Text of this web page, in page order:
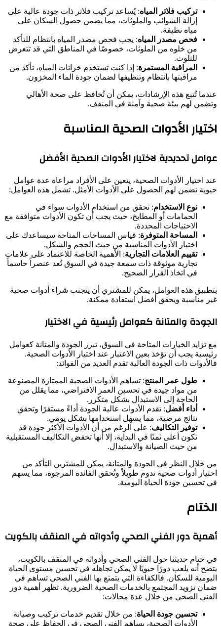
تركيب فلاتر المياه: يُساعد تركيب فلاتر ذات جودة عالية على
إزالة الشوائب والملوثات، مما يضمن حصول السكان على
مياه نظيفة.
فحص مصدر المياه: يجب فحص مصدر المياه بانتظام للتأكد
من خلوه من الملوثات، خصوصًا في المناطق التي قد تتعرض
للتلوث.
المراقبة المستمرة: إذا كنت تستخدم خزانات المياه، تأكد من
مراقبتها بانتظام وتنظيفها لضمان جودة الماء المخزون.
عندما تُتبع هذه الإرشادات، يمكن أن تُحافظ على صحة الأهالي
وتضمن لهم بيئة صحية وآمنة في المنقف.
اختيار الأدوات الصحية المناسبة
عوامل تحديدية لاختيار الأدوات الصحية الأفضل
عند اختيار الأدوات الصحية، يتعين على الأفراد مراعاة عدة عوامل
حيوية تضمن لهم الحصول على الأدوات الأمثل. تشمل هذه العوامل:
نوع الاستخدام: تحقق من استخدام الأدوات سواء في
الحمامات أو المطابخ، حيث يجب أن تكون الأدوات متوافقة مع
الاحتياجات المحددة.
المساحة المتوفرة: قياس المساحات المتاحة سيساعدك على
اختيار الأدوات المناسبة من حيث الحجم والشكل.
تقييم العلامات التجارية: الأهمية الخاصة للاعتماد على علامات
تجارية موثوقة ذات سمعة جيدة في السوق تُعد عنصراً حاسماً
في اتخاذ القرار الصحيح.
بتطبيق هذه العوامل، يمكن للمشتري أن يتجنب شراء أدوات صحية
غير مناسبة ويحقق أفضل استفادة ممكنة.
الجودة والمتانة كعوامل رئيسية في الاختيار
مع تزايد الخيارات المتاحة في السوق، تبرز الجودة والمتانة كعوامل
رئيسية يجب أن تؤخذ بعين الاعتبار عند اختيار الأدوات الصحية.
فالأدوات ذات الجودة العالية تقدم العديد من الفوائد:
طول عمر المنتج: تساهم الأدوات الصحية الممتازة المصنوعة
من مواد جيدة في تحسين العمر الافتراضي، مما يقلل من
الحاجة إلى الاستبدال بشكل متكرر.
أداء أفضل: تقدم الأدوات عالية الجودة أداءً مستقرًا وتحقق
نتائج مرضية، مما يسهل استخدامها بشكل يومي.
توفير التكاليف: على الرغم من أن الأدوات الأكثر جودة قد
تكون أعلى ثمنًا في البداية، إلا أنها تخفض التكاليف المستقبلية
من حيث الصيانة والاستبدال.
من خلال النظر في الجودة والمتانة، يمكن للمشترين التأكد من
اختيار أدوات صحية تدوم طويلاً وتُحقق الفائدة المرجوة، مما يسهم
في تحسين جودة الحياة اليومية.
الختام
أهمية دور الفني الصحي وأدواته في المنقف بالكويت
في ختام حديثنا حول الفني الصحي وأدواته في المنقف بالكويت،
يتضح أنه يلعب دورًا حيويًا لا يمكن تجاهله في تحسين مستوى الحياة
اليومية للسكان. فالكفاءة التي يتمتع بها الفني الصحي تساهم في
ضمان تزويد المجتمع بالخدمات الصحية الضرورية. تظهر أهمية دور
الفني الصحي من خلال عدة مجالات:
تحسين جودة الحياة: من خلال تقديم خدمات تركيب وصيانة
الأدوات الصحية، يساهم الفني الصحي في الحفاظ على صحة